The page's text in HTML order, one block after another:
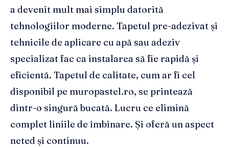
a devenit mult mai simplu datorită
tehnologiilor moderne. Tapetul pre-adezivat și
tehnicile de aplicare cu apă sau adeziv
specializat fac ca instalarea să fie rapidă și
eficientă. Tapetul de calitate, cum ar fi cel
disponibil pe muropastel.ro, se printează
dintr-o singură bucată. Lucru ce elimină
complet liniile de îmbinare. Și oferă un aspect
neted și continuu.